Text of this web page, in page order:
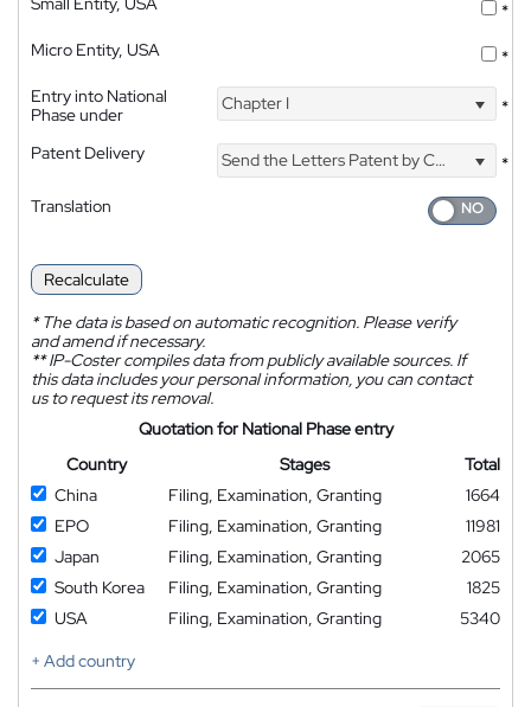
*
Micro Entity, USA
*
Entry into National
Phase under
Chapter I *
Patent Delivery Send the Letters Patent by Courier
*
Translation
Recalculate
*The data is based on automatic recognition. Please verify
and amend if necessary.
**IP-Coster compiles data from publicly available sources. If
this data includes your personal information, you can contact
us to request its removal.
Quotation for National Phase entry
Country
Stages
Total
China
Filing, Examination, Granting
1664
EPO
Filing, Examination, Granting
11981
Japan
Filing, Examination, Granting
2065
South Korea
Filing, Examination, Granting
1825
USA
Filing, Examination, Granting
5340
+ Add country